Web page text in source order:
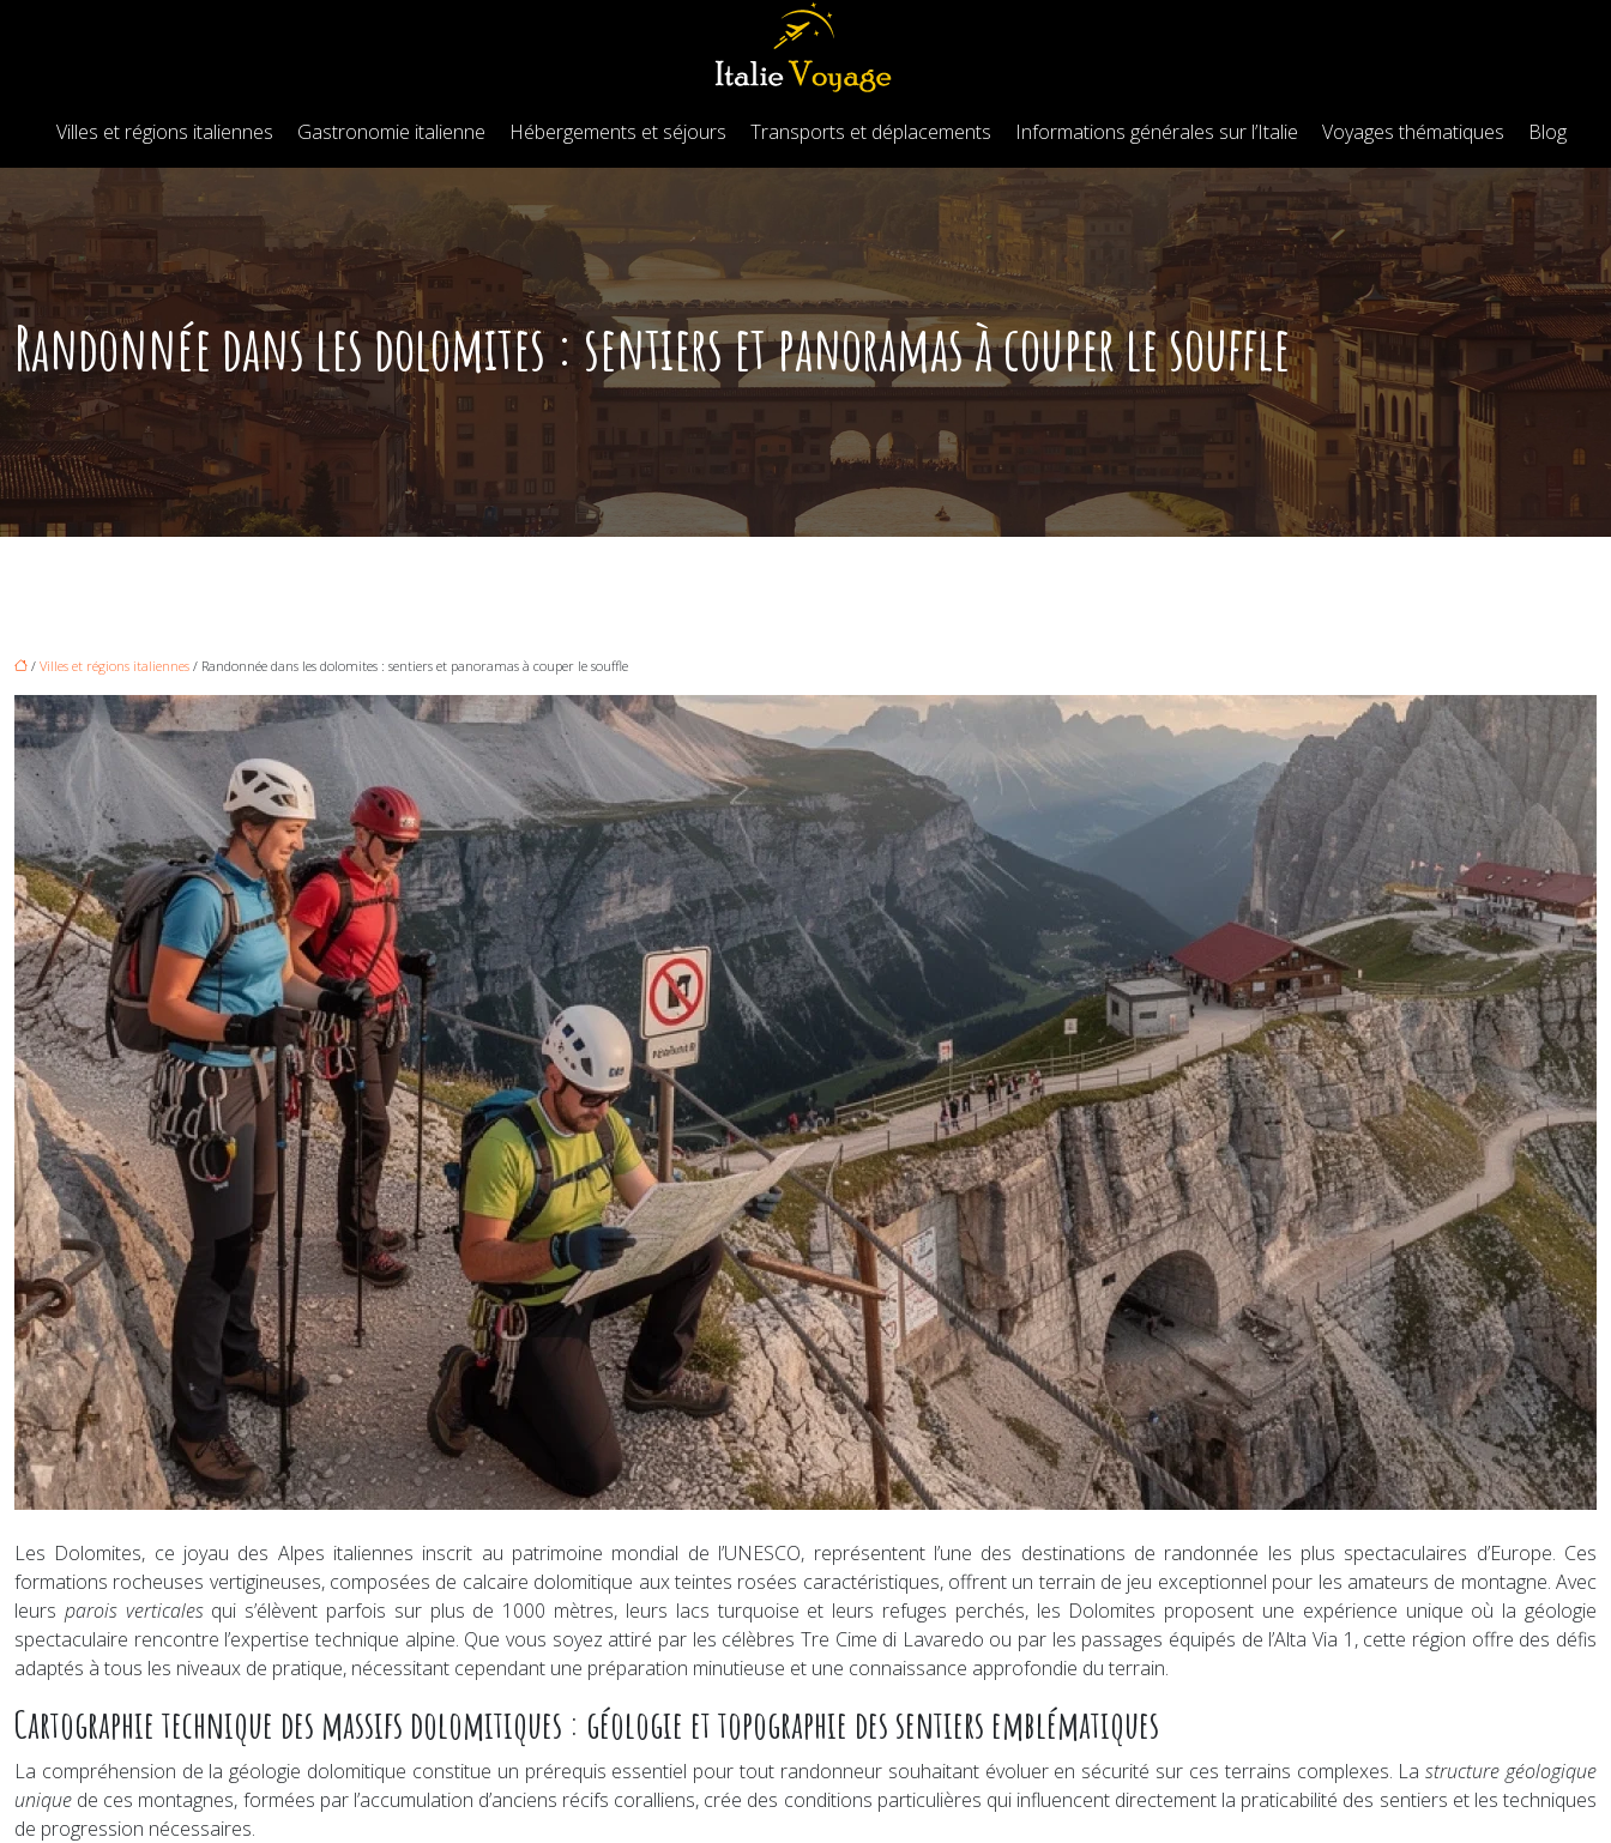
Villes et régions italiennes Gastronomie italienne Hébergements et séjours Transports et déplacements Informations générales sur l’Italie Voyages thématiques Blog
Randonnée dans les dolomites : sentiers et panoramas à couper le souffle
/ Villes et régions italiennes / Randonnée dans les dolomites : sentiers et panoramas à couper le souffle
Les Dolomites, ce joyau des Alpes italiennes inscrit au patrimoine mondial de l’UNESCO, représentent l’une des destinations de randonnée les plus spectaculaires d’Europe. Ces
formations rocheuses vertigineuses, composées de calcaire dolomitique aux teintes rosées caractéristiques, offrent un terrain de jeu exceptionnel pour les amateurs de montagne. Avec
leurs parois verticalesqui s’élèvent parfois sur plus de 1000 mètres, leurs lacs turquoise et leurs refuges perchés, les Dolomites proposent une expérience unique où la géologie
spectaculaire rencontre l’expertise technique alpine. Que vous soyez attiré par les célèbres Tre Cime di Lavaredo ou par les passages équipés de l’Alta Via 1, cette région offre des défis
adaptés à tous les niveaux de pratique, nécessitant cependant une préparation minutieuse et une connaissance approfondie du terrain.
Cartographie technique des massifs dolomitiques : géologie et topographie des sentiers emblématiques
La compréhension de la géologie dolomitique constitue un prérequis essentiel pour tout randonneur souhaitant évoluer en sécurité sur ces terrains complexes. Lastructure géologique
unique de ces montagnes, formées par l’accumulation d’anciens récifs coralliens, crée des conditions particulières qui influencent directement la praticabilité des sentiers et les techniques
de progression nécessaires.